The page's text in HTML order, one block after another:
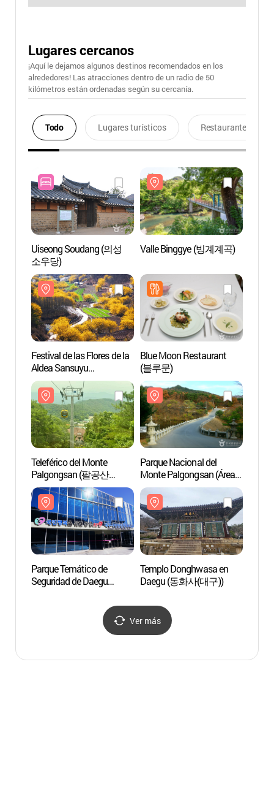
Lugares cercanos
¡Aquí le dejamos algunos destinos recomendados en los
alrededores! Las atracciones dentro de un radio de 50
kilómetros están ordenadas según su cercanía.
Todo Lugares turísticos Restaurantes
Uiseong Soudang (의성
소우당)
Valle Binggye (빙계계곡)
Festival de las Flores de la
Aldea Sansuyu
(산수유마을꽃맞이행사)
Blue Moon Restaurant
(블루문)
Teleférico del Monte
Palgongsan (팔공산
케이블카)
Parque Nacional del
Monte Palgongsan (Área
de Donghwasa)
(팔공산국립공원
(동화사지구))
Parque Temático de
Seguridad de Daegu
Templo Donghwasa en
Daegu (동화사(대구))
Ver más